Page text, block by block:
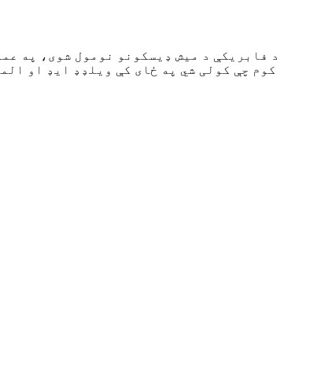
د فابریکې د میش ډیسکونو نومول شوی، په
کوم چې کولی شي په ځای کې ویلډډ ایډ او